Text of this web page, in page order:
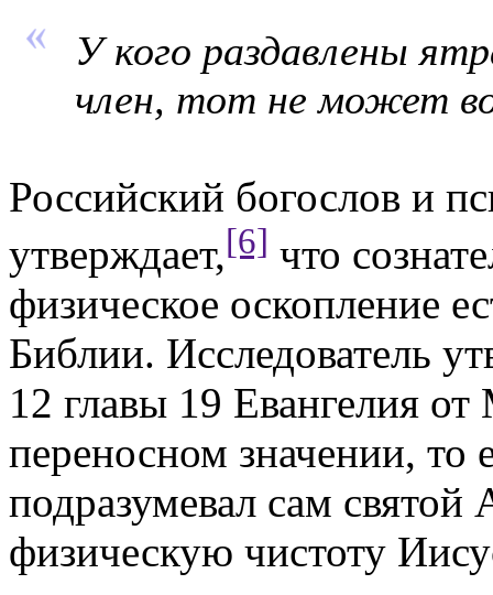
У кого раздавлены
член, тот не может
Российский богослов и
утверждает,[6] что
физическое оскопление
Библии. Исследователь
12 главы 19 Евангелия
переносном значении, то
подразумевал сам
физическую чистоту